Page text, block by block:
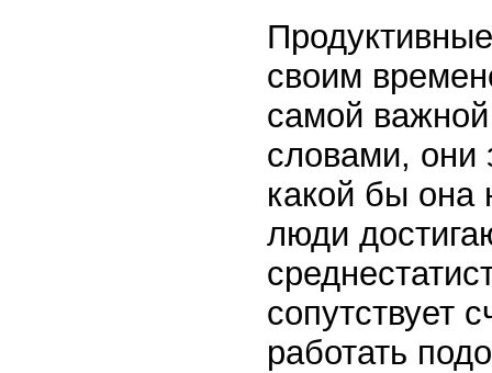
своим
самой
словами, они
какой бы она
люди
сопутствует
работать